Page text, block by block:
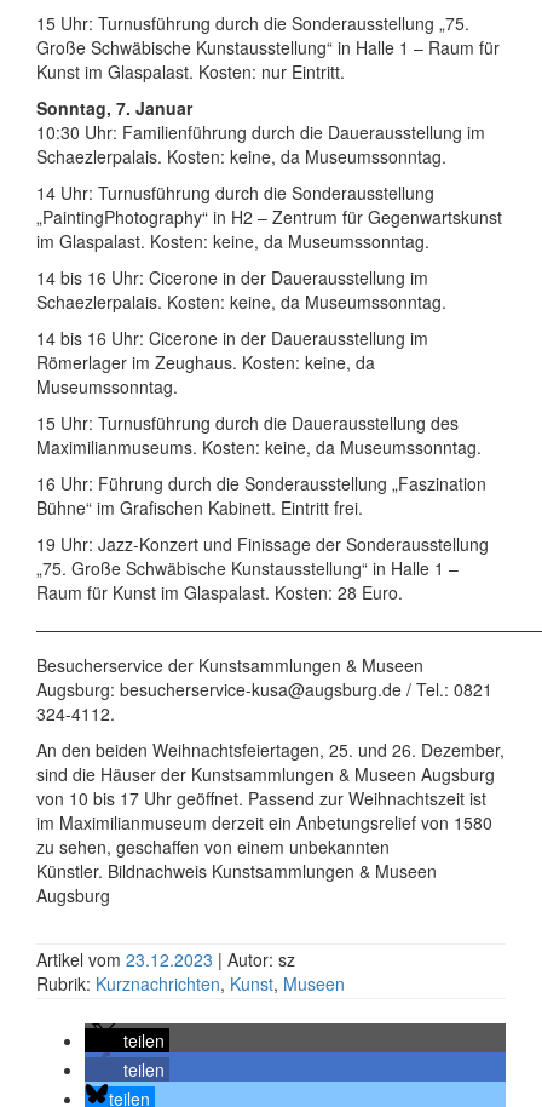
15 Uhr: Turnusführung durch die Sonderausstellung „75.
Große Schwäbische Kunstausstellung“ in Halle 1 – Raum für
Kunst im Glaspalast. Kosten: nur Eintritt.
Sonntag, 7. Januar
10:30 Uhr: Familienführung durch die Dauerausstellung im
Schaezlerpalais. Kosten: keine, da Museumssonntag.
14 Uhr: Turnusführung durch die Sonderausstellung
„PaintingPhotography“ in H2 – Zentrum für Gegenwartskunst
im Glaspalast. Kosten: keine, da Museumssonntag.
14 bis 16 Uhr: Cicerone in der Dauerausstellung im
Schaezlerpalais. Kosten: keine, da Museumssonntag.
14 bis 16 Uhr: Cicerone in der Dauerausstellung im
Römerlager im Zeughaus. Kosten: keine, da
Museumssonntag.
15 Uhr: Turnusführung durch die Dauerausstellung des
Maximilianmuseums. Kosten: keine, da Museumssonntag.
16 Uhr: Führung durch die Sonderausstellung „Faszination
Bühne“ im Grafischen Kabinett. Eintritt frei.
19 Uhr: Jazz-Konzert und Finissage der Sonderausstellung
„75. Große Schwäbische Kunstausstellung“ in Halle 1 –
Raum für Kunst im Glaspalast. Kosten: 28 Euro.
Besucherservice der Kunstsammlungen & Museen
Augsburg: besucherservice-kusa@augsburg.de / Tel.: 0821
324-4112.
An den beiden Weihnachtsfeiertagen, 25. und 26. Dezember,
sind die Häuser der Kunstsammlungen & Museen Augsburg
von 10 bis 17 Uhr geöffnet. Passend zur Weihnachtszeit ist
im Maximilianmuseum derzeit ein Anbetungsrelief von 1580
zu sehen, geschaffen von einem unbekannten
Künstler. Bildnachweis Kunstsammlungen & Museen
Augsburg
Artikel vom 23.12.2023 | Autor: sz
Rubrik: Kurznachrichten, Kunst, Museen
teilen
teilen
teilen